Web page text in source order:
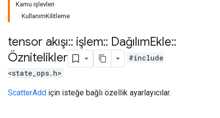
Kamu işlevleri
KullanımKilitleme
tensor akışı:: işlem:: DağılımEkle::
Öznitelikler
#include
<state_ops.h>
ScatterAdd için isteğe bağlı özellik ayarlayıcılar.